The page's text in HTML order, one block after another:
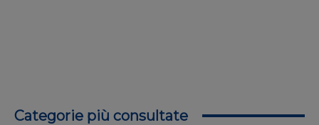
Categorie più consultate